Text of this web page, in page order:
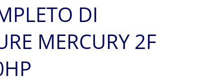
DI
MERCURY 2F